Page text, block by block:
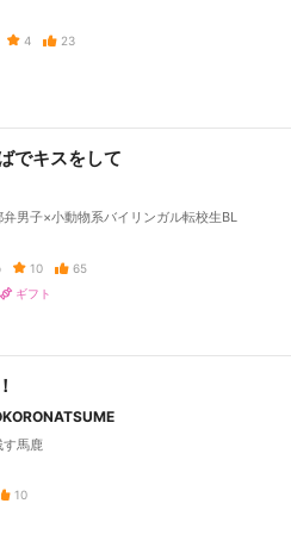
4
23
でキスをして
男子×小動物系バイリンガル転校生BL
10
65
ギフト
す馬鹿
10